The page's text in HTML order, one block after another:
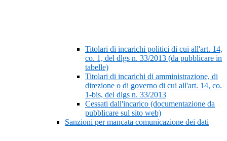
Titolari di incarichi politici di cui all'art. 14,
co. 1, del dlgs n. 33/2013 (da pubblicare in
tabelle)
Titolari di incarichi di amministrazione, di
direzione o di governo di cui all'art. 14, co.
1-bis, del dlgs n. 33/2013
Cessati dall'incarico (documentazione da
pubblicare sul sito web)
Sanzioni per mancata comunicazione dei dati